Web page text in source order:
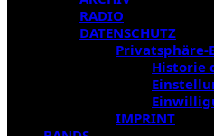
RADIO
DATENSCHUTZ
Historie
IMPRINT